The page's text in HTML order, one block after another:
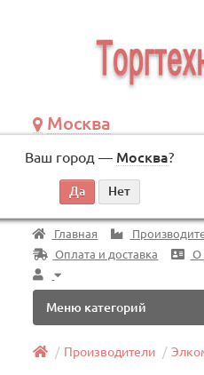
Москва
Ваш город — Москва?
по будням, с 09:00 до 18:00
Везде
Главная
Оплата и доставка
О
Меню категорий
Производители